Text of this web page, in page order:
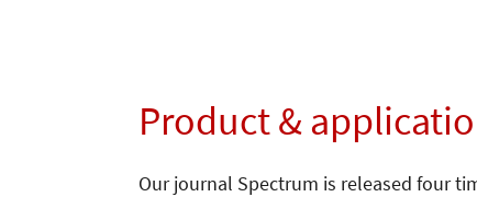
Product &
Our journal Spectrum is released four